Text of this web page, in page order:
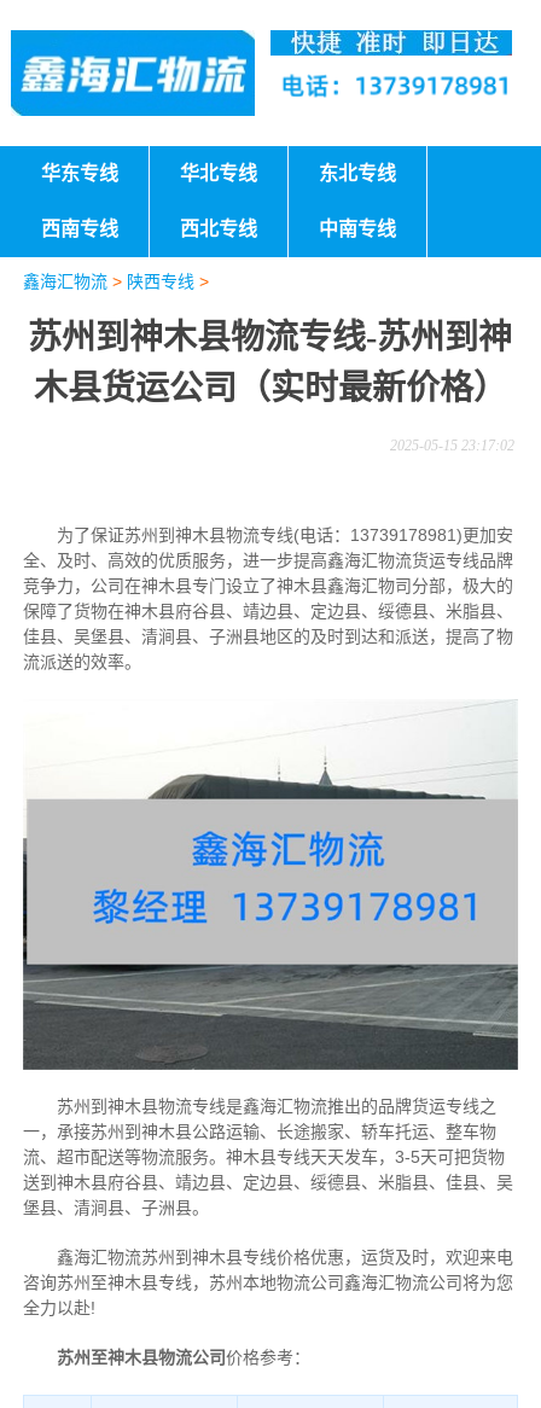
华东专线 华北专线 东北专线
西南专线 西北专线 中南专线
鑫海汇物流> 陕西专线 >
苏州到神木县物流专线-苏州到神
木县货运公司（实时最新价格）
2025-05-15 23:17:02
为了保证苏州到神木县物流专线(电话：13739178981)更加安
全、及时、高效的优质服务，进一步提高鑫海汇物流货运专线品牌
竞争力，公司在神木县专门设立了神木县鑫海汇物司分部，极大的
保障了货物在神木县府谷县、靖边县、定边县、绥德县、米脂县、
佳县、吴堡县、清涧县、子洲县地区的及时到达和派送，提高了物
流派送的效率。
苏州到神木县物流专线是鑫海汇物流推出的品牌货运专线之
一，承接苏州到神木县公路运输、长途搬家、轿车托运、整车物
流、超市配送等物流服务。神木县专线天天发车，3-5天可把货物
送到神木县府谷县、靖边县、定边县、绥德县、米脂县、佳县、吴
堡县、清涧县、子洲县。
鑫海汇物流苏州到神木县专线价格优惠，运货及时，欢迎来电
咨询苏州至神木县专线，苏州本地物流公司鑫海汇物流公司将为您
全力以赴!
苏州至神木县物流公司价格参考：